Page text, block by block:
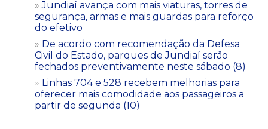
Jundiaí avança com mais viaturas, torres de
segurança, armas e mais guardas para reforço
do efetivo
De acordo com recomendação da Defesa
Civil do Estado, parques de Jundiaí serão
fechados preventivamente neste sábado (8)
Linhas 704 e 528 recebem melhorias para
oferecer mais comodidade aos passageiros a
partir de segunda (10)